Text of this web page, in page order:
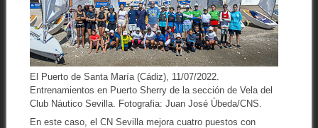
El Puerto de Santa María (Cádiz), 11/07/2022.
Entrenamientos en Puerto Sherry de la sección de Vela del
Club Náutico Sevilla. Fotografia: Juan José Úbeda/CNS.
En este caso, el CN Sevilla mejora cuatro puestos con